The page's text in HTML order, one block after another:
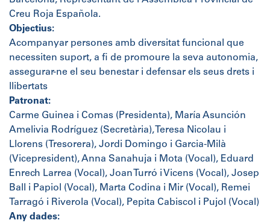
Creu Roja Española.
Objectius:
Acompanyar persones amb diversitat funcional que
necessiten suport, a fi de promoure la seva autonomia,
assegurar-ne el seu benestar i defensar els seus drets i
llibertats
Patronat:
Carme Guinea i Comas (Presidenta), María Asunción
Amelivia Rodríguez (Secretària), Teresa Nicolau i
Llorens (Tresorera), Jordi Domingo i Garcia-Milà
(Vicepresident), Anna Sanahuja i Mota (Vocal), Eduard
Enrech Larrea (Vocal), Joan Turró i Vicens (Vocal), Josep
Ball i Papiol (Vocal), Marta Codina i Mir (Vocal), Remei
Tarragó i Riverola (Vocal), Pepita Cabiscol i Pujol (Vocal)
Any dades: